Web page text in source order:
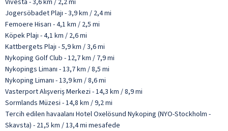
Jogersöbadet Plajı - 3,9 km / 2,4 mi
Femoere Hisarı - 4,1 km / 2,5 mi
Köpek Plajı - 4,1 km / 2,6 mi
Kattbergets Plajı - 5,9 km / 3,6 mi
Nykoping Golf Club - 12,7 km / 7,9 mi
Nykopings Limanı - 13,7 km / 8,5 mi
Nykoping Limanı - 13,9 km / 8,6 mi
Vasterport Alışveriş Merkezi - 14,3 km / 8,9 mi
Sormlands Müzesi - 14,8 km / 9,2 mi
Tercih edilen havaalanı Hotel Oxelösund Nykoping (NYO-Stockholm -
Skavsta) - 21,5 km / 13,4 mi mesafede